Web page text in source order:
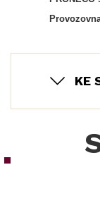
KE